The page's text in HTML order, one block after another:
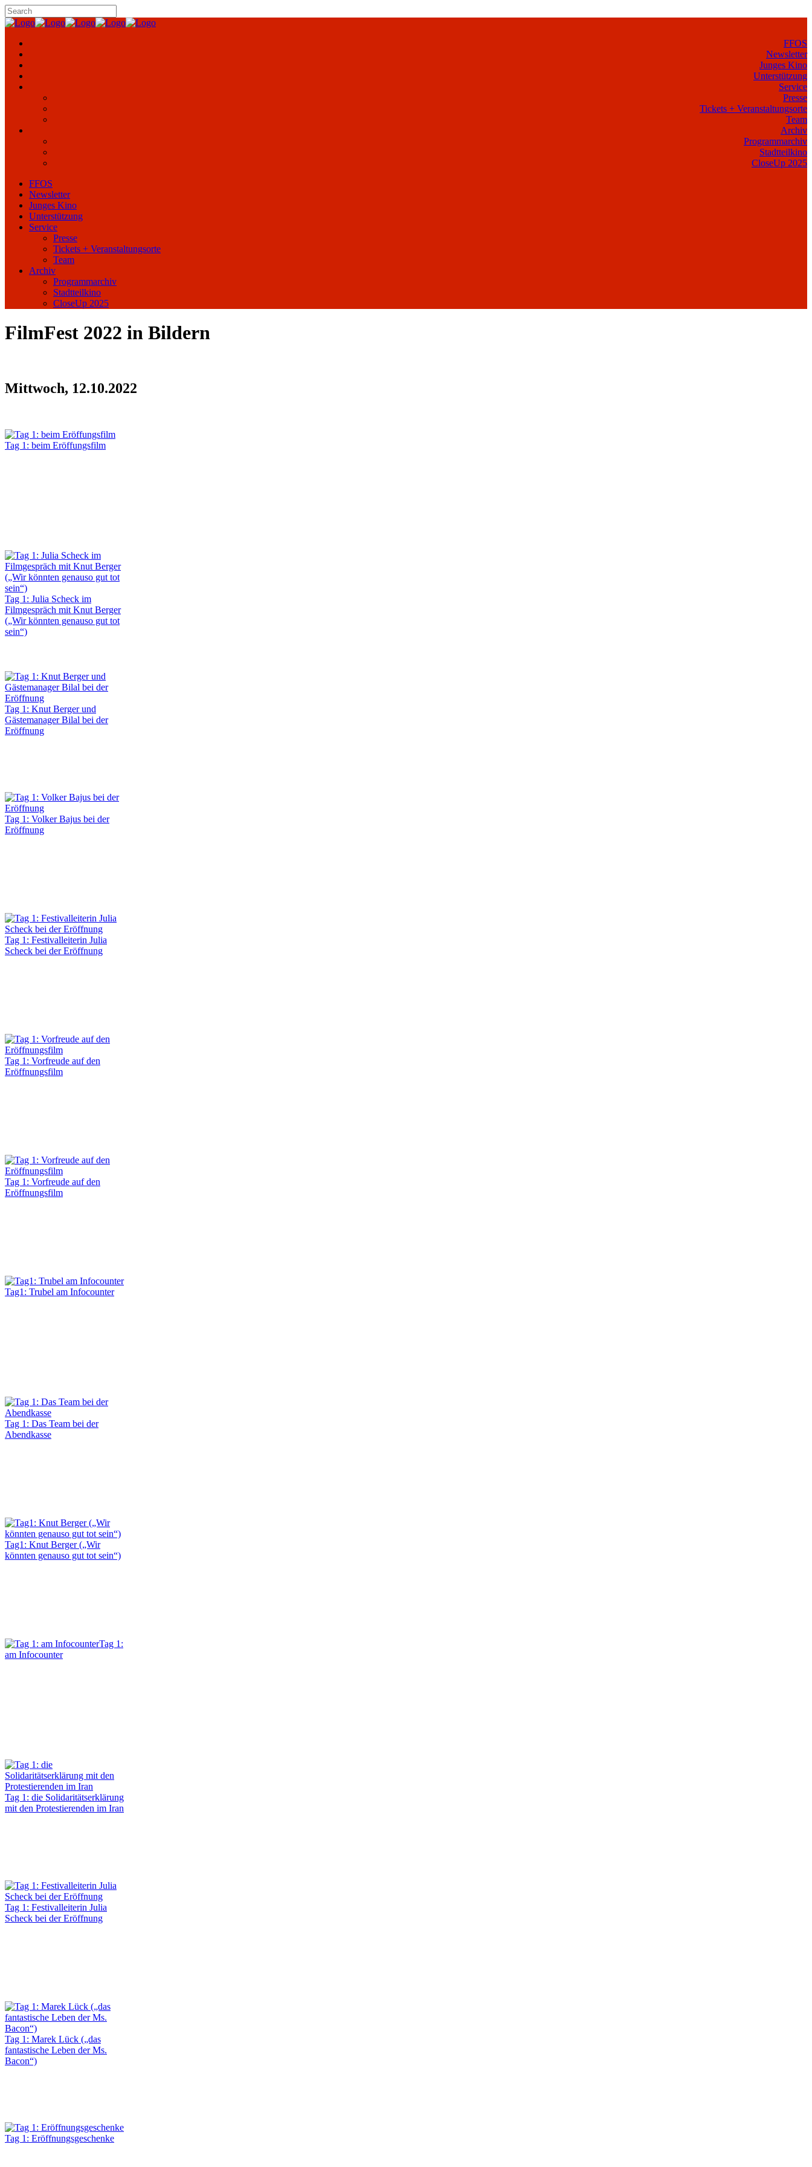
FFOS
Newsletter
Junges Kino
Unterstützung
Service
Presse
Tickets + Veranstaltungsorte
Team
Archiv
Programmarchiv
Stadtteilkino
CloseUp 2025
FFOS
Newsletter
Junges Kino
Unterstützung
Service
Presse
Tickets + Veranstaltungsorte
Team
Archiv
Programmarchiv
Stadtteilkino
CloseUp 2025
FilmFest 2022 in Bildern
Mittwoch, 12.10.2022
Tag 1: beim Eröffungsfilm
Tag 1: Julia Scheck im
Filmgespräch mit Knut Berger
(„Wir könnten genauso gut tot
sein“)
Tag 1: Knut Berger und
Gästemanager Bilal bei der
Eröffnung
Tag 1: Volker Bajus bei der
Eröffnung
Tag 1: Festivalleiterin Julia
Scheck bei der Eröffnung
Tag 1: Vorfreude auf den
Eröffnungsfilm
Tag 1: Vorfreude auf den
Eröffnungsfilm
Tag1: Trubel am Infocounter
Tag 1: Das Team bei der
Abendkasse
Tag1: Knut Berger („Wir
könnten genauso gut tot sein“)
Tag 1:
am Infocounter
Tag 1: die Solidaritätserklärung
mit den Protestierenden im Iran
Tag 1: Festivalleiterin Julia
Scheck bei der Eröffnung
Tag 1: Marek Lück („das
fantastische Leben der Ms.
Bacon“)
Tag 1: Eröffnungsgeschenke